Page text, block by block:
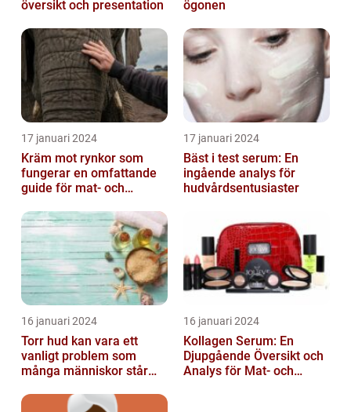
översikt och presentation
ögonen
17 januari 2024
Kräm mot rynkor som
fungerar en omfattande
guide för mat- och
17 januari 2024
Bäst i test serum: En
ingående analys för
hudvårdsentusiaster
16 januari 2024
Torr hud kan vara ett
vanligt problem som
många människor står
16 januari 2024
Kollagen Serum: En
Djupgående Översikt och
Analys för Mat- och